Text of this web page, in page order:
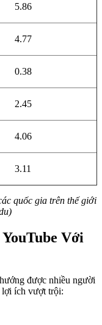
5.86
4.77
0.38
2.45
4.06
3.11
quốc gia trên thế giới
Với
được nhiều người
lợi ích vượt trội: